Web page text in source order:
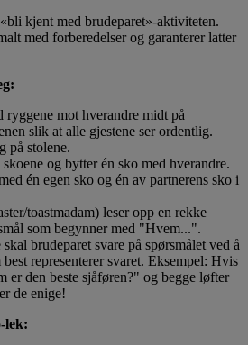
kjent med brudeparet»-aktiviteten.
med forberedelser og garanterer latter
ryggene mot hverandre midt på
slik at alle gjestene ser ordentlig.
på stolene.
og bytter én sko med hverandre.
én egen sko og én av partnerens sko i
toastmadam) leser opp en rekke
som begynner med "Hvem...".
brudeparet svare på spørsmålet ved å
representerer svaret. Eksempel: Hvis
er den beste sjåføren?" og begge løfter
de enige!
lek: